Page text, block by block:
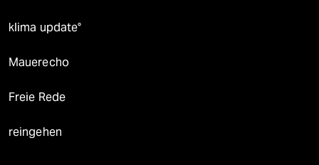
klima update°
Mauerecho
Freie Rede
reingehen